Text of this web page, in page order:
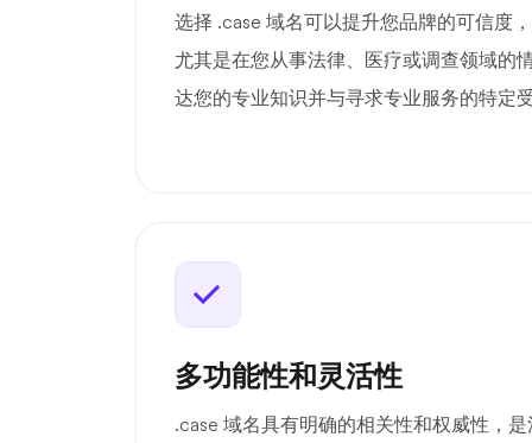
选择 .case 域名可以提升您品牌的可信度
尤其是在您从事法律、医疗或调查领域的
达您的专业知识并与寻求专业服务的特定
多功能性和灵活性
.case 域名具有明确的相关性和权威性，